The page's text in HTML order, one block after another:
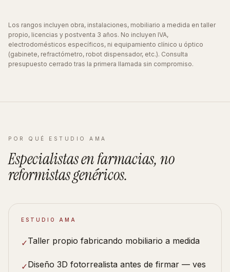
Los rangos incluyen obra, instalaciones, mobiliario a medida en taller
propio, licencias y postventa 3 años. No incluyen IVA,
electrodomésticos específicos, ni equipamiento clínico u óptico
(gabinete, refractómetro, robot dispensador, etc.). Consulta
presupuesto cerrado tras la primera llamada sin compromiso.
POR QUÉ ESTUDIO AMA
Especialistas enfarmacias, no
reformistasgenéricos.
ESTUDIO AMA
✓Taller propio fabricando mobiliario a medida
✓Diseño 3D fotorrealista antes de firmar — ves